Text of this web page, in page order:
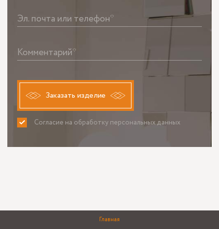
Эл. почта или телефон*
Комментарий*
Заказать изделие
Согласие на обработку персональных данных
ПРИНИМАЮ НЕ ПРИНИМАЮ
Главная